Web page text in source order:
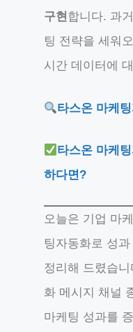
구현합니다. 과
팅 전략을 세워
시간 데이터에
타스온 마케
타스온 마케
하다면?
오늘은 기업 마
팅자동화로 성
정리해 드렸습
화 메시지 채널
마케팅 성과를